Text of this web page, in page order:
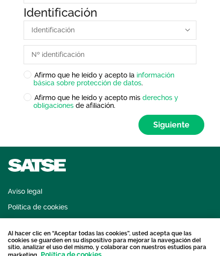
Identificación
Afirmo que he leído y acepto la información
básica sobre protección de datos.
Requerido
Afirmo que he leído y acepto misderechos y
obligaciones de afiliación.Requerido
Siguiente
Aviso legal
Política de cookies
Protección datos personales
Contacto
Al hacer clic en “Aceptar todas las cookies”, usted acepta que las
cookies se guarden en su dispositivo para mejorar la navegación del
sitio, analizar el uso del mismo, y colaborar con nuestros estudios para